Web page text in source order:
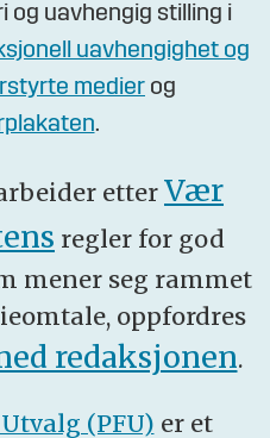
og uavhengig stilling i
uavhengighet og
medier og
.
etter Vær
regler for god
mener seg rammet
oppfordres
redaksjonen.
(PFU) er et